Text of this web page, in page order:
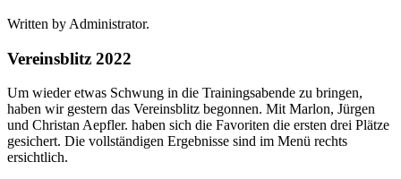
Written by Administrator.
Vereinsblitz 2022
Um wieder etwas Schwung in die Trainingsabende zu bringen,
haben wir gestern das Vereinsblitz begonnen. Mit Marlon, Jürgen
und Christan Aepfler. haben sich die Favoriten die ersten drei Plätze
gesichert. Die vollständigen Ergebnisse sind im Menü rechts
ersichtlich.